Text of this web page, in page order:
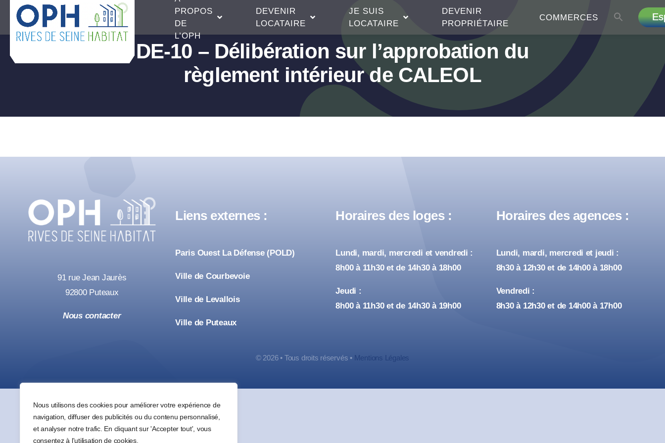
Nous utilisons des cookies pour améliorer votre expérience de
navigation, diffuser des publicités ou du contenu personnalisé,
et analyser notre trafic. En cliquant sur 'Accepter tout', vous
consentez à l'utilisation de cookies.
PROPOS
DE
L’OPH
DEVENIR
LOCATAIRE
JE SUIS
LOCATAIRE
DEVENIR
PROPRIÉTAIRE
COMMERCES
Passer
contenu
DE-10 – Délibération sur l’approbation du
règlement intérieur de CALEOL
91 rue Jean Jaurès
92800 Puteaux
Nous contacter
Liens externes :
Paris Ouest La Défense (POLD)
Ville de Courbevoie
Ville de Levallois
Ville de Puteaux
Horaires des loges :
Lundi, mardi, mercredi et vendredi :
8h00 à 11h30 et de 14h30 à 18h00
Jeudi :
8h00 à 11h30 et de 14h30 à 19h00
Horaires des agences :
Lundi, mardi, mercredi et jeudi :
8h30 à 12h30 et de 14h00 à 18h00
Vendredi :
8h30 à 12h30 et de 14h00 à 17h00
© 2026 • Tous droits réservés • Mentions Légales